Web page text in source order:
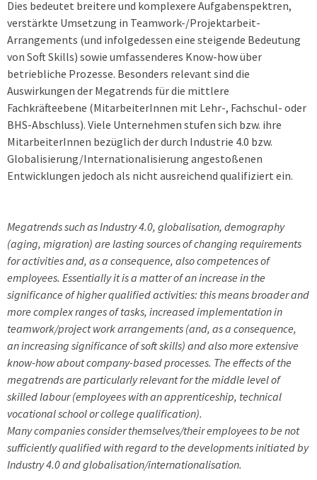
Dies bedeutet breitere und komplexere Aufgabenspektren,
verstärkte Umsetzung in Teamwork-/Projektarbeit-
Arrangements (und infolgedessen eine steigende Bedeutung
von Soft Skills) sowie umfassenderes Know-how über
betriebliche Prozesse. Besonders relevant sind die
Auswirkungen der Megatrends für die mittlere
Fachkräfteebene (MitarbeiterInnen mit Lehr-, Fachschul- oder
BHS-Abschluss). Viele Unternehmen stufen sich bzw. ihre
MitarbeiterInnen bezüglich der durch Industrie 4.0 bzw.
Globalisierung/Internationalisierung angestoßenen
Entwicklungen jedoch als nicht ausreichend qualifiziert ein.
Megatrends such as Industry 4.0, globalisation, demography
(aging, migration) are lasting sources of changing requirements
for activities and, as a consequence, also competences of
employees. Essentially it is a matter of an increase in the
significance of higher qualified activities: this means broader and
more complex ranges of tasks, increased implementation in
teamwork/project work arrangements (and, as a consequence,
an increasing significance of soft skills) and also more extensive
know-how about company-based processes. The effects of the
megatrends are particularly relevant for the middle level of
skilled labour (employees with an apprenticeship, technical
vocational school or college qualification).
Many companies consider themselves/their employees to be not
sufficiently qualified with regard to the developments initiated by
Industry 4.0 and globalisation/internationalisation.